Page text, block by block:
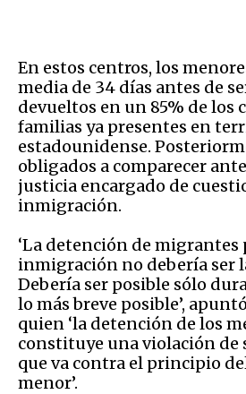
En estos centros, los
media de 34 días antes de
devueltos en un 85% de los
familias ya presentes en
estadounidense.
obligados a comparecer
justicia encargado de
inmigración.
‘La detención de migrantes
inmigración no debería ser
Debería ser posible sólo
lo más breve posible’,
quien ‘la detención de los
constituye una violación de
que va contra el principio
menor’.